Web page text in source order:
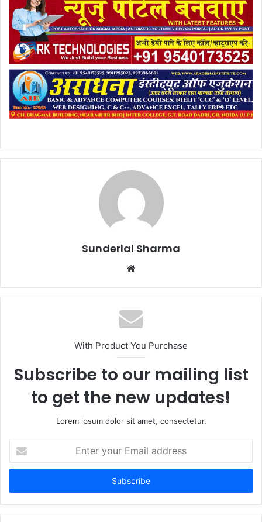
Sunderlal Sharma
Website
With Product You Purchase
Subscribe to our mailing list
to get the new updates!
Lorem ipsum dolor sit amet, consectetur.
your
Email